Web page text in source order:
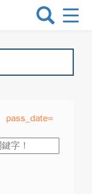
選
換
pass_date=